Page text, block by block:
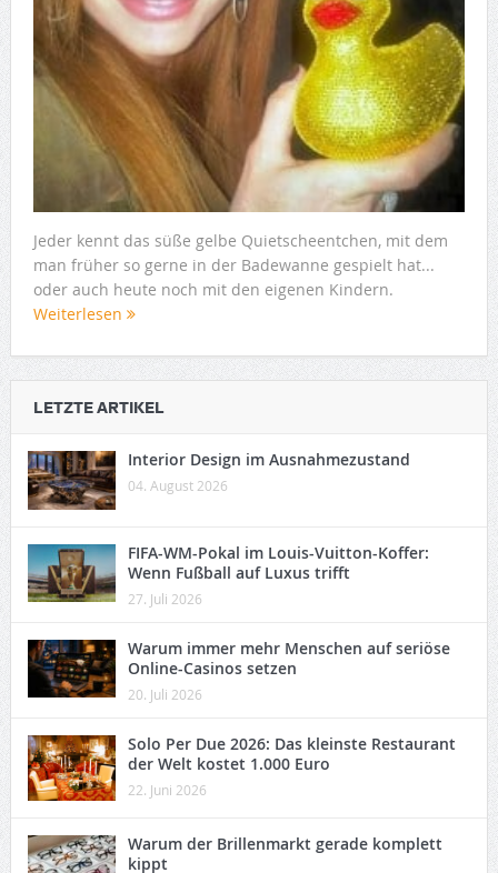
Jeder kennt das süße gelbe Quietscheentchen, mit dem
man früher so gerne in der Badewanne gespielt hat...
oder auch heute noch mit den eigenen Kindern.
Weiterlesen
LETZTE ARTIKEL
Interior Design im Ausnahmezustand
04. August 2026
FIFA-WM-Pokal im Louis-Vuitton-Koffer:
Wenn Fußball auf Luxus trifft
27. Juli 2026
Warum immer mehr Menschen auf seriöse
Online-Casinos setzen
20. Juli 2026
Solo Per Due 2026: Das kleinste Restaurant
der Welt kostet 1.000 Euro
22. Juni 2026
Warum der Brillenmarkt gerade komplett
kippt